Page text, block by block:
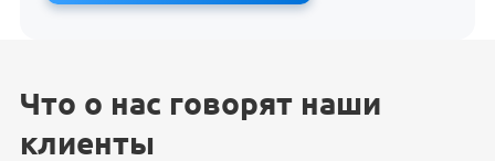
Что о нас говорят наши
клиенты